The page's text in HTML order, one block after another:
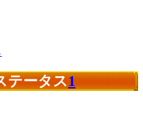
テータス1